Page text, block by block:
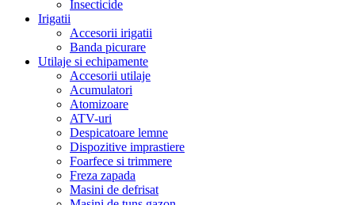
Insecticide
Irigatii
Accesorii irigatii
Banda picurare
Utilaje si echipamente
Accesorii utilaje
Acumulatori
Atomizoare
ATV-uri
Despicatoare lemne
Dispozitive imprastiere
Foarfece si trimmere
Freza zapada
Masini de defrisat